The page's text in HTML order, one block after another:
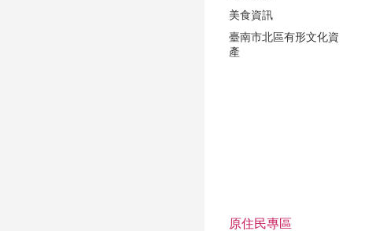
美食資訊
臺南市北區有形文化資
產
原住民專區